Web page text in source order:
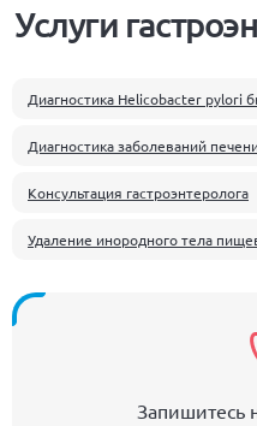
Услуги
Диагностика Helicobacter pylori
Диагностика заболеваний
Консультация гастроэнтеролога
Удаление инородного тела
Запишитесь